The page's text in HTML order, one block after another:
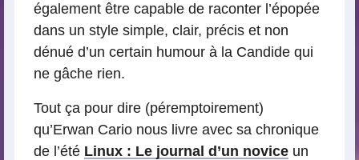
également être capable de raconter l’épopée
dans un style simple, clair, précis et non
dénué d’un certain humour à la Candide qui
ne gâche rien.
Tout ça pour dire (péremptoirement)
qu’Erwan Cario nous livre avec sa chronique
de l’été Linux : Le journal d’un novice un